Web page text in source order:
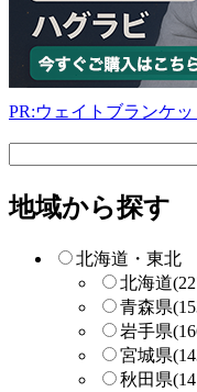
PR:ウェイトブランケ
ー
検
地域から探す
北海道・東北
北海道
青森県
岩手県
宮城県
秋田県